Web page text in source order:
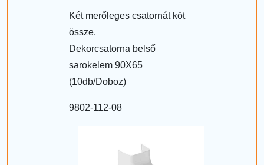
Két merőleges csatornát köt
össze.
Dekorcsatorna belső
sarokelem 90X65
(10db/Doboz)
9802-112-08